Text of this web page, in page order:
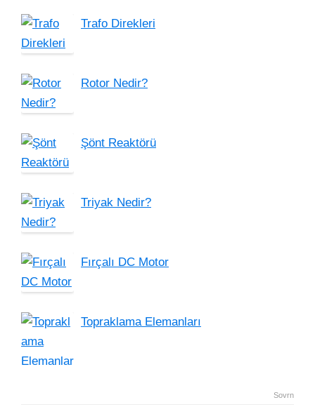
Trafo Direkleri
Rotor Nedir?
Şönt Reaktörü
Triyak Nedir?
Fırçalı DC Motor
Topraklama Elemanları
Sovrn